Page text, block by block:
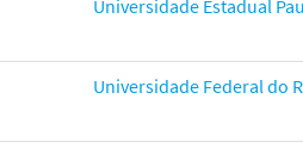
Universidade Estadual
Universidade Federal do